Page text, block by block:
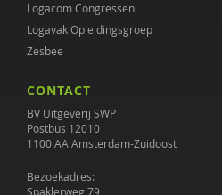
Logacom Congressen
Logavak Opleidingsgroep
Zesbee
CONTACT
BV Uitgeverij SWP
Postbus 12010
1100 AA Amsterdam-Zuidoost
Bezoekadres:
Spaklerweg 79